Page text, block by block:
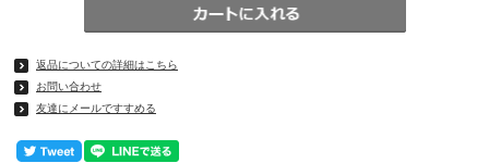
返品についての詳細はこちら
お問い合わせ
友達にメールですすめる